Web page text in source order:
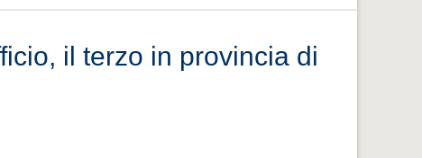
il terzo in provincia di